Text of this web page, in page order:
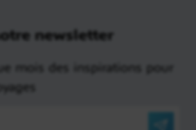
newsletter
mois des inspirations pour